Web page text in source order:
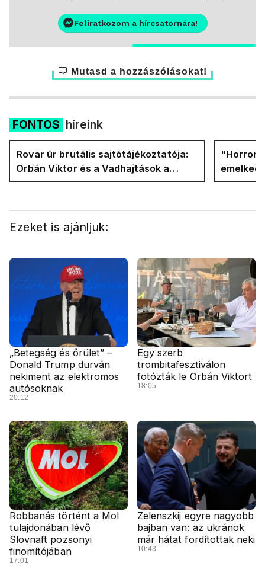
Feliratkozom a hírcsatornára!
Mutasd a hozzászólásokat!
FONTOS híreink
Rovar úr brutális sajtótájékoztatója:
Orbán Viktor és a Vadhajtások a
felelős a kialakult helyzetért
"Horror
oldalán
Ezeket is ajánljuk:
„Betegség és őrület” –
Donald Trump durván
nekiment az elektromos
autósoknak
20:12
Egy szerb
trombitafesztiválon
fotózták le Orbán Viktort
18:05
Robbanás történt a Mol
tulajdonában lévő
Slovnaft pozsonyi
finomítójában
17:01
Zelenszkij egyre nagyobb
bajban van: az ukránok
már hátat fordítottak neki
10:43